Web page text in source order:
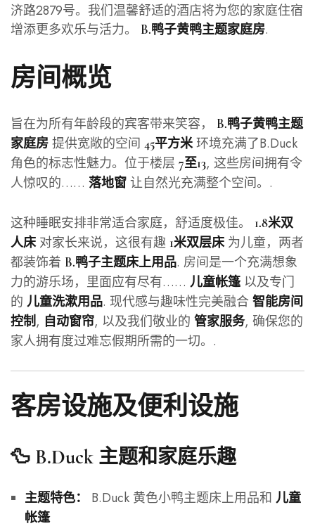
济路2879号。我们温馨舒适的酒店将为您的家庭住宿
增添更多欢乐与活力。
B.鸭子黄鸭主题家庭房.
房间概览
旨在为所有年龄段的宾客带来笑容，
B.鸭子黄鸭主题
家庭房 提供宽敞的空间 45平方米环境充满了B.Duck
角色的标志性魅力。位于楼层 7至13, 这些房间拥有令
人惊叹的…… 落地窗 让自然光充满整个空间。.
这种睡眠安排非常适合家庭，舒适度极佳。
1.8米双
人床对家长来说，这很有趣 1米双层床为儿童，两者
都装饰着 B.鸭子主题床上用品. 房间是一个充满想象
力的游乐场，里面应有尽有…… 儿童帐篷以及专门
的 儿童洗漱用品. 现代感与趣味性完美融合 智能房间
控制, 自动窗帘, 以及我们敬业的 管家服务, 确保您的
家人拥有度过难忘假期所需的一切。.
客房设施及便利设施
🦆 B.Duck 主题和家庭乐趣
主题特色： B.Duck 黄色小鸭主题床上用品和 儿童
帐篷